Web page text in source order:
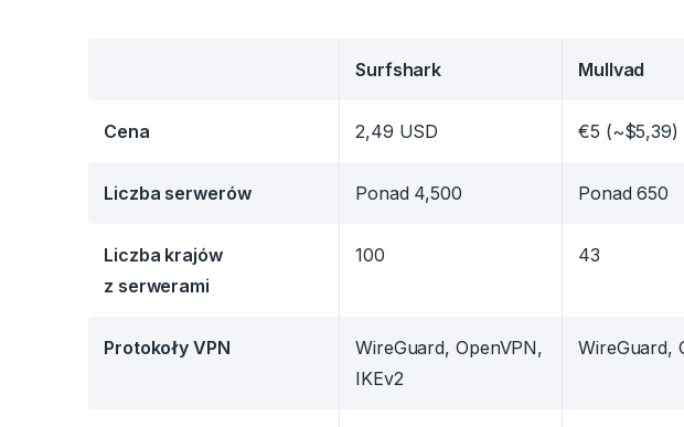
Surfshark Mullvad
Cena 2,49 USD €5 (~$5,39)
Liczba serwerów Ponad 4,500 Ponad 650
Liczba krajów
z serwerami
100 43
Protokoły VPN
WireGuard, OpenVPN,
IKEv2
WireGuard,